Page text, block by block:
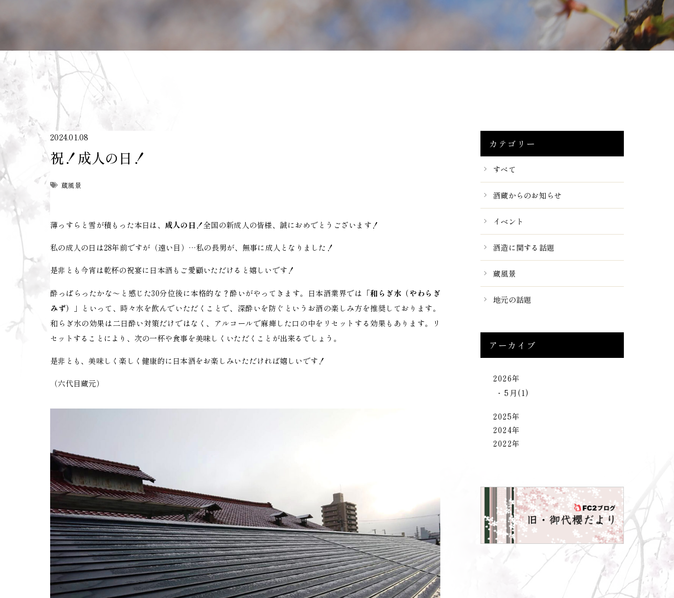
2024.01.08
祝！成人の日！
蔵風景
薄っすらと雪が積もった本日は、 成人の日！全国の新成人の皆様、誠におめでとうございます！
私の成人の日は28年前ですが（遠い目）…私の長男が、無事に成人となりました！
是非とも今宵は乾杯の祝宴に日本酒もご愛顧いただけると嬉しいです！
酔っぱらったかな～と感じた30分位後に本格的な？酔いがやってきます。日本酒業界では 「和らぎ水（やわらぎ
みず）」
といって、時々水を飲んでいただくことで、深酔いを防ぐというお酒の楽しみ方を推奨しております。
和らぎ水の効果は二日酔い対策だけではなく、アルコールで麻痺した口の中をリセットする効果もあります。リ
セットすることにより、次の一杯や食事を美味しくいただくことが出来るでしょう。
是非とも、美味しく楽しく健康的に日本酒をお楽しみいただければ嬉しいです！
（六代目蔵元）
カテゴリー
すべて
酒蔵からのお知らせ
イベント
酒造に関する話題
蔵風景
地元の話題
アーカイブ
2026年
5月(1)
2025年
2024年
2022年